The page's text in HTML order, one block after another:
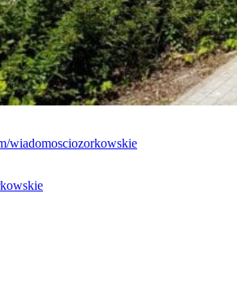
wiadomosciozorkowskie